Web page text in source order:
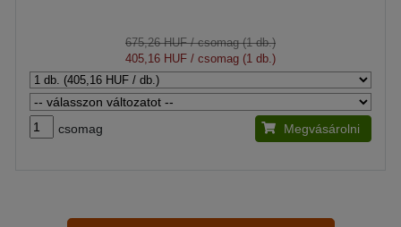
675,26 HUF/ csomag (1 db.)
405,16 HUF / csomag (1 db.)
csomag Megvásárolni